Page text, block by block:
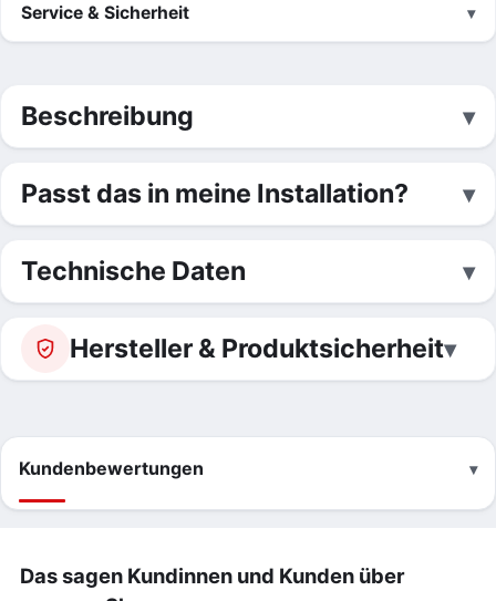
Service & Sicherheit
Beschreibung
Passt das in meine Installation?
Technische Daten
Hersteller & Produktsicherheit
Kundenbewertungen
Das sagen Kundinnen und Kunden über